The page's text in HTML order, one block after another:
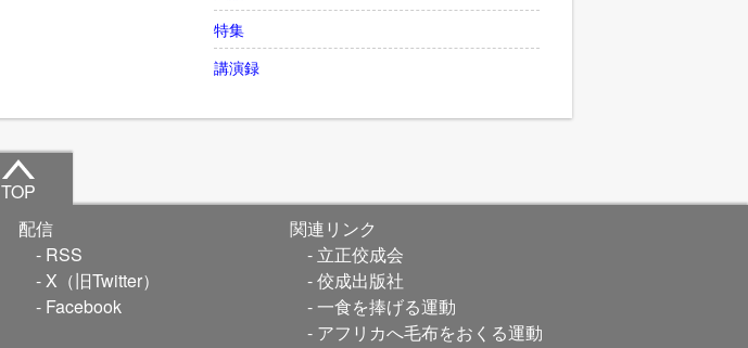
特集
講演録
TOP
配信
RSS
X（旧Twitter）
Facebook
関連リンク
立正佼成会
佼成出版社
一食を捧げる運動
アフリカへ毛布をおくる運動